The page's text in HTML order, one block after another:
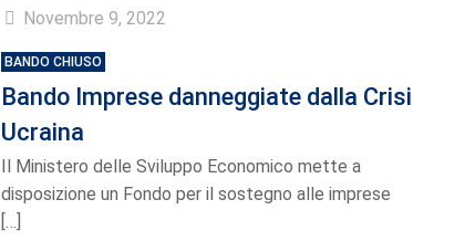
Novembre 9, 2022
BANDO CHIUSO
Bando Imprese danneggiate dalla Crisi
Ucraina
Il Ministero delle Sviluppo Economico mette a
disposizione un Fondo per il sostegno alle imprese
[…]